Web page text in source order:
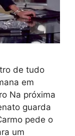
de tudo
em
Na próxima
guarda
pede o
um